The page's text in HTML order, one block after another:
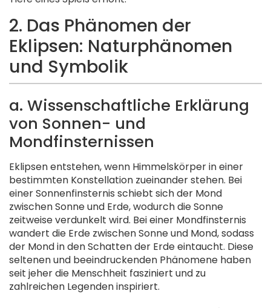
2. Das Phänomen der
Eklipsen: Naturphänomen
und Symbolik
a. Wissenschaftliche Erklärung
von Sonnen- und
Mondfinsternissen
Eklipsen entstehen, wenn Himmelskörper in einer
bestimmten Konstellation zueinander stehen. Bei
einer Sonnenfinsternis schiebt sich der Mond
zwischen Sonne und Erde, wodurch die Sonne
zeitweise verdunkelt wird. Bei einer Mondfinsternis
wandert die Erde zwischen Sonne und Mond, sodass
der Mond in den Schatten der Erde eintaucht. Diese
seltenen und beeindruckenden Phänomene haben
seit jeher die Menschheit fasziniert und zu
zahlreichen Legenden inspiriert.